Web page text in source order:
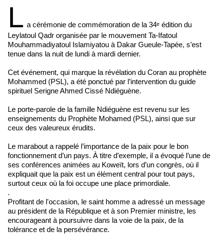
L a cérémonie de commémoration de la 34ᵉ édition du
Leylatoul Qadr organisée par le mouvement Ta-Ifatoul
Mouhammadiyatoul Islamiyatou à Dakar Gueule-Tapée, s’est
tenue dans la nuit de lundi à mardi dernier.
Cet événement, qui marque la révélation du Coran au prophète
Mohammed (PSL), a été ponctué par l’intervention du guide
spirituel Serigne Ahmed Cissé Ndiéguène.
Le porte-parole de la famille Ndiéguène est revenu sur les
enseignements du Prophète Mohamed (PSL), ainsi que sur
ceux des valeureux érudits.
Le marabout a rappelé l’importance de la paix pour le bon
fonctionnement d’un pays. À titre d’exemple, il a évoqué l’une de
ses conférences animées au Koweït, lors d’un congrès, où il
expliquait que la paix est un élément central pour tout pays,
surtout ceux où la foi occupe une place primordiale.
.
Profitant de l'occasion, le saint homme a adressé un message
au président de la République et à son Premier ministre, les
encourageant à poursuivre dans la voie de la paix, de la
tolérance et de la persévérance.